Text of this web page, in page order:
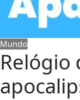
Mundo
Relógio